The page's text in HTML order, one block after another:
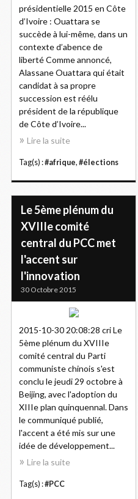
présidentielle 2015 en Côte
d’Ivoire : Ouattara se
succède à lui-même, dans un
contexte d’abence de
liberté Comme annoncé,
Alassane Ouattara qui était
candidat à sa propre
succession est réélu
président de la république
de Côte d’Ivoire...
Lire la suite
Tag(s) :#afrique, #élections
Le 5ème plénum du
XVIIIe comité
central du PCC met
l'accent sur
l'innovation
30 Octobre 2015
2015-10-30 20:08:28 cri Le
5ème plénum du XVIIIe
comité central du Parti
communiste chinois s'est
conclu le jeudi 29 octobre à
Beijing, avec l'adoption du
XIIIe plan quinquennal. Dans
le communiqué publié,
l'accent a été mis sur une
idée de développement...
Lire la suite
Tag(s) :#PCC